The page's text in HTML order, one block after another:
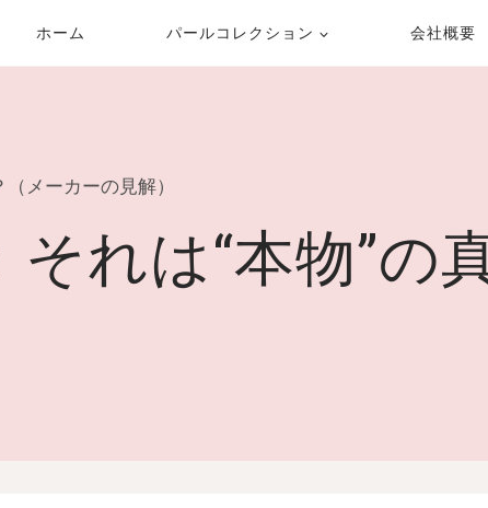
ホーム パールコレクション 会社概要
メーカーの見解）
れは“本物”の